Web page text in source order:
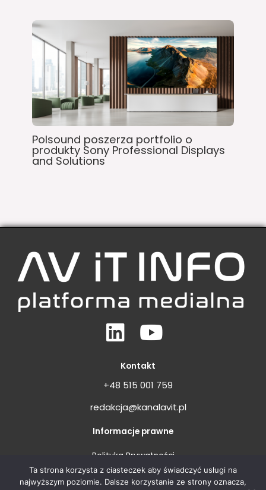
Polsound poszerza portfolio o
produkty Sony Professional Displays
and Solutions
LinkedinYoutube
Kontakt
+48 515 001 759
redakcja@kanalavit.pl
Informacje prawne
Polityka Prywatności
Regulamin
Ta strona korzysta z ciasteczek aby świadczyć usługi na
najwyższym poziomie. Dalsze korzystanie ze strony oznacza,